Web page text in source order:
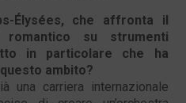
Élysées, che affronta il
su strumenti
in particolare che ha
ambito?
una carriera internazionale